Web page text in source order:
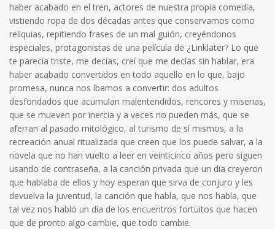
haber acabado en el tren, actores de nuestra propia comedia,
vistiendo ropa de dos décadas antes que conservamos como
reliquias, repitiendo frases de un mal guión, creyéndonos
especiales, protagonistas de una película de ¿Linklater? Lo que
te parecía triste, me decías, creí que me decías sin hablar, era
haber acabado convertidos en todo aquello en lo que, bajo
promesa, nunca nos íbamos a convertir: dos adultos
desfondados que acumulan malentendidos, rencores y miserias,
que se mueven por inercia y a veces no pueden más, que se
aferran al pasado mitológico, al turismo de sí mismos, a la
recreación anual ritualizada que creen que los puede salvar, a la
novela que no han vuelto a leer en veinticinco años pero siguen
usando de contraseña, a la canción privada que un día creyeron
que hablaba de ellos y hoy esperan que sirva de conjuro y les
devuelva la juventud, la canción que habla, que nos habla, que
tal vez nos habló un día de los encuentros fortuitos que hacen
que de pronto algo cambie, que todo cambie.